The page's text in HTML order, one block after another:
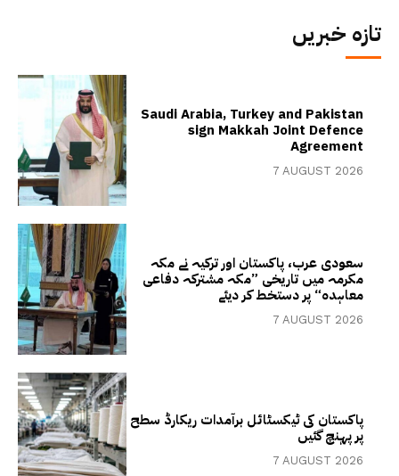
تازہ خبریں
Saudi Arabia, Turkey and Pakistan
sign Makkah Joint Defence
Agreement
7 AUGUST 2026
سعودی عرب، پاکستان اور ترکیہ نے مکہ
مکرمہ میں تاریخی ”مکہ مشترکہ دفاعی
معاہدہ“ پر دستخط کر دیئے
7 AUGUST 2026
پاکستان کی ٹیکسٹائل برآمدات ریکارڈ سطح
پر پہنچ گئیں
7 AUGUST 2026